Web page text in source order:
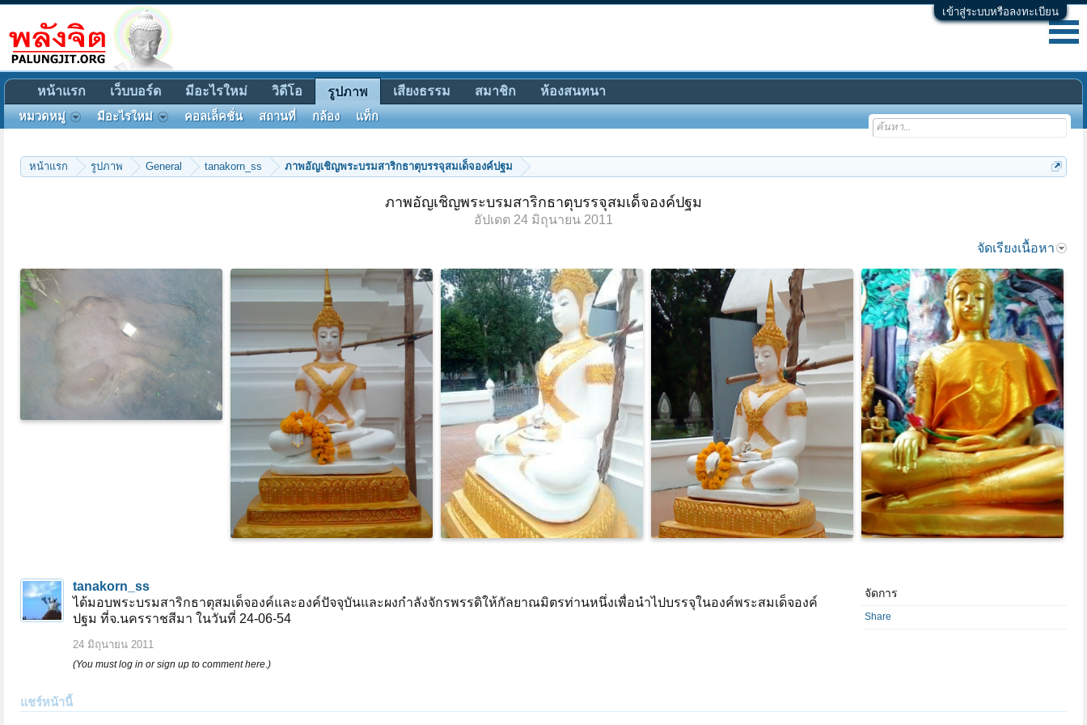
เข้าสู่ระบบหรือลงทะเบียน
หน้าแรก รูปภาพ General tanakorn_ss ภาพอัญเชิญพระบรมสาริกธาตุบรรจุสมเด็จองค์ปฐม
ภาพอัญเชิญพระบรมสาริกธาตุบรรจุสมเด็จองค์ปฐม
อัปเดต 24 มิถุนายน 2011
จัดเรียงเนื้อหา
tanakorn_ss
ได้มอบพระบรมสาริกธาตุสมเด็จองค์และองค์ปัจจุบันและผงกำลังจักรพรรดิให้กัลยาณมิตรท่านหนึ่งเพื่อนำไปบรรจุในองค์พระสมเด็จองค์
ปฐม ที่จ.นครราชสีมา ในวันที่ 24-06-54
24 มิถุนายน 2011
(You must log in or sign up to comment here.)
จัดการ
Share
แชร์หน้านี้
หน้าแรก เว็บบอร์ด มีอะไรใหม่ วิดีโอ รูปภาพ
หมวดหมู่ มีอะไรใหม่ คอลเล็คชั่น สถานที่ กล้อง แท็ก
เสียงธรรม สมาชิก ห้องสนทนา